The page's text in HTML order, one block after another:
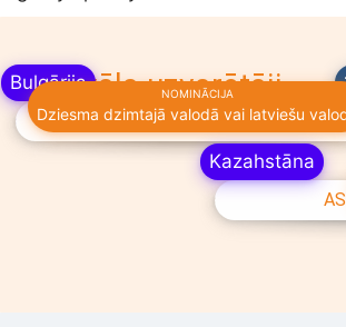
Festivāla uzvarētāji
Bulgārija NOMINĀCIJA
Dziesma dzimtajā valodā vai latviešu
PRESIYANA VELIKOVA
Kazahstāna